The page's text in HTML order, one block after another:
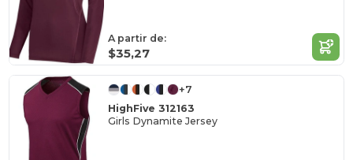
A partir de:
$35,27
+7
HighFive 312163
Girls Dynamite Jersey